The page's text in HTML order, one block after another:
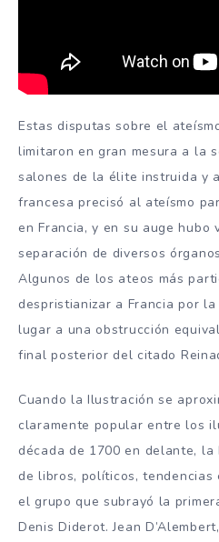
Estas disputas sobre el
limitaron en gran mesura a la
salones de la élite instruida y
francesa precisó al ateísmo
en Francia, y en su auge
separación de diversos
Algunos de los ateos más
despristianizar a Francia por
lugar a una obstrucción
final posterior del citado
Cuando la Ilustración se
claramente popular entre los
década de 1700 en delante,
de libros, políticos, tendencias
el grupo que subrayó la
Denis Diderot. Jean